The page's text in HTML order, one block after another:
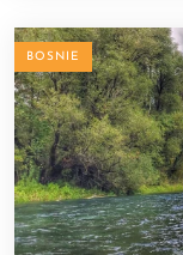
BOSNIE